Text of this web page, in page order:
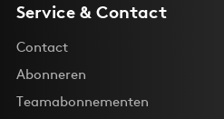
Service & Contact
Contact
Abonneren
Teamabonnementen